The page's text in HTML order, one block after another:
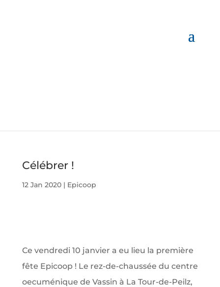
Célébrer !
12 Jan 2020| Epicoop
Ce vendredi 10 janvier a eu lieu la première
fête Epicoop ! Le rez-de-chaussée du centre
oecuménique de Vassin à La Tour-de-Peilz,